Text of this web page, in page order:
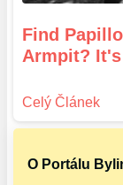
Find
Armpit?
O Portálu